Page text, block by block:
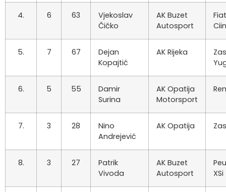
4. 6 63
Vjekoslav
Čičko
AK Buzet
Autosport
Fiat
5. 7 67
Dejan
Kopajtić
AK Rijeka
6. 5 55
Damir
Surina
AK Opatija
Motorsport
7. 3 28
Nino
Andrejević
AK Opatija
8. 3 27
Patrik
Vivoda
AK Buzet
Autosport
XSi